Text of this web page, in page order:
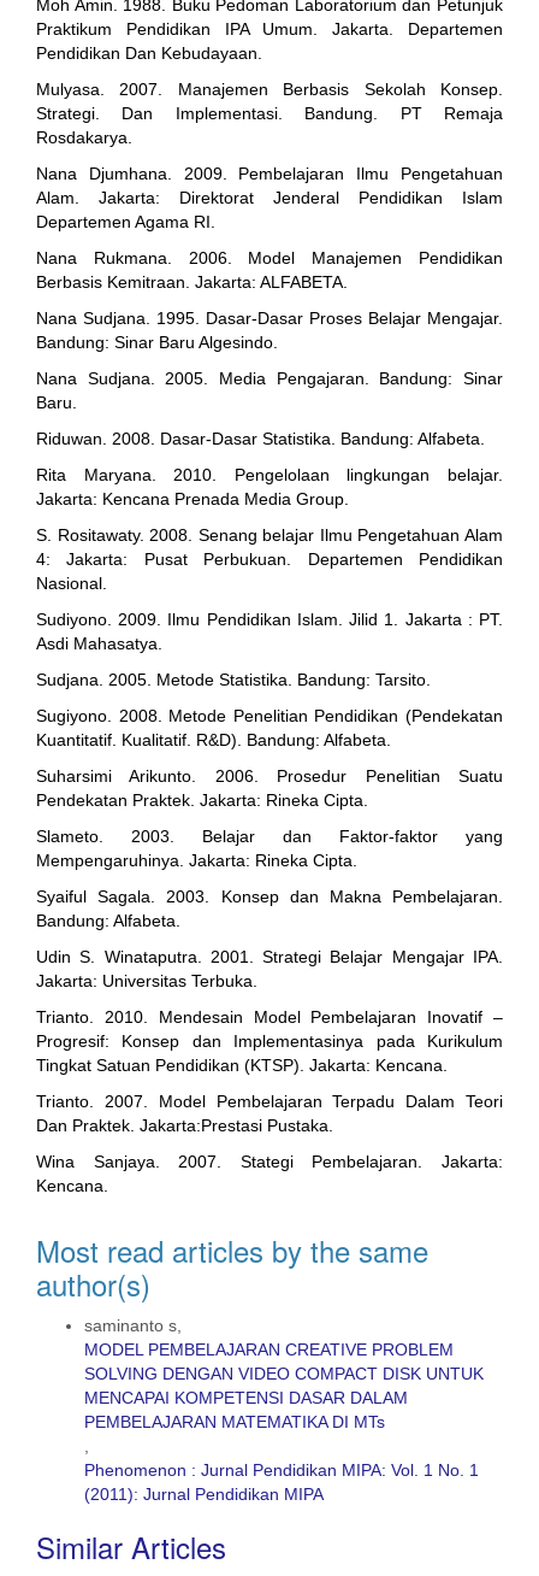
Moh Amin. 1988. Buku Pedoman Laboratorium dan Petunjuk
Praktikum Pendidikan IPA Umum. Jakarta. Departemen
Pendidikan Dan Kebudayaan.
Mulyasa. 2007. Manajemen Berbasis Sekolah Konsep.
Strategi. Dan Implementasi. Bandung. PT Remaja
Rosdakarya.
Nana Djumhana. 2009. Pembelajaran Ilmu Pengetahuan
Alam. Jakarta: Direktorat Jenderal Pendidikan Islam
Departemen Agama RI.
Nana Rukmana. 2006. Model Manajemen Pendidikan
Berbasis Kemitraan. Jakarta: ALFABETA.
Nana Sudjana. 1995. Dasar-Dasar Proses Belajar Mengajar.
Bandung: Sinar Baru Algesindo.
Nana Sudjana. 2005. Media Pengajaran. Bandung: Sinar
Baru.
Riduwan. 2008. Dasar-Dasar Statistika. Bandung: Alfabeta.
Rita Maryana. 2010. Pengelolaan lingkungan belajar.
Jakarta: Kencana Prenada Media Group.
S. Rositawaty. 2008. Senang belajar Ilmu Pengetahuan Alam
4: Jakarta: Pusat Perbukuan. Departemen Pendidikan
Nasional.
Sudiyono. 2009. Ilmu Pendidikan Islam. Jilid 1. Jakarta : PT.
Asdi Mahasatya.
Sudjana. 2005. Metode Statistika. Bandung: Tarsito.
Sugiyono. 2008. Metode Penelitian Pendidikan (Pendekatan
Kuantitatif. Kualitatif. R&D). Bandung: Alfabeta.
Suharsimi Arikunto. 2006. Prosedur Penelitian Suatu
Pendekatan Praktek. Jakarta: Rineka Cipta.
Slameto. 2003. Belajar dan Faktor-faktor yang
Mempengaruhinya. Jakarta: Rineka Cipta.
Syaiful Sagala. 2003. Konsep dan Makna Pembelajaran.
Bandung: Alfabeta.
Udin S. Winataputra. 2001. Strategi Belajar Mengajar IPA.
Jakarta: Universitas Terbuka.
Trianto. 2010. Mendesain Model Pembelajaran Inovatif –
Progresif: Konsep dan Implementasinya pada Kurikulum
Tingkat Satuan Pendidikan (KTSP). Jakarta: Kencana.
Trianto. 2007. Model Pembelajaran Terpadu Dalam Teori
Dan Praktek. Jakarta:Prestasi Pustaka.
Wina Sanjaya. 2007. Stategi Pembelajaran. Jakarta:
Kencana.
Most read articles by the same
author(s)
saminanto s,
MODEL PEMBELAJARAN CREATIVE PROBLEM
SOLVING DENGAN VIDEO COMPACT DISK UNTUK
MENCAPAI KOMPETENSI DASAR DALAM
PEMBELAJARAN MATEMATIKA DI MTs
Phenomenon : Jurnal Pendidikan MIPA: Vol. 1 No. 1
(2011): Jurnal Pendidikan MIPA
Similar Articles